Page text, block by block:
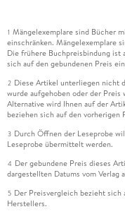
1 Mängelexemplare sind Bücher
einschränken. Mängelexemplare
Die frühere Buchpreisbindung ist
sich auf den gebundenen Preis
2 Diese Artikel unterliegen nicht
wurde aufgehoben oder der
Alternative wird Ihnen auf der
beziehen sich auf den vorherigen
3 Durch Öffnen der Leseprobe
Leseprobe übermittelt werden.
4 Der gebundene Preis dieses
dargestellten Datums vom Verlag
5 Der Preisvergleich bezieht
Herstellers.